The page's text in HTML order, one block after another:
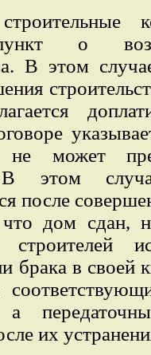
о
В этом
не может
этом
после
дом сдан,
брака в своей
а
их